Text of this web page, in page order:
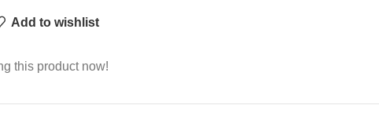
Add to wishlist
this product now!